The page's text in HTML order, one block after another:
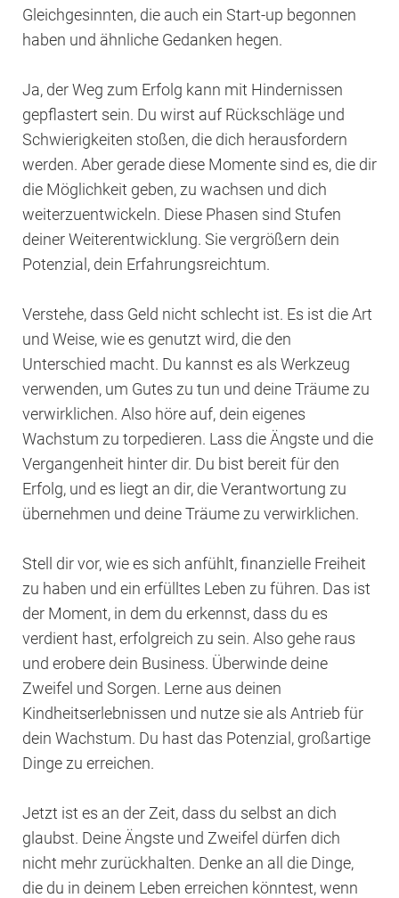
Gleichgesinnten, die auch ein Start-up begonnen
haben und ähnliche Gedanken hegen.
Ja, der Weg zum Erfolg kann mit Hindernissen
gepflastert sein. Du wirst auf Rückschläge und
Schwierigkeiten stoßen, die dich herausfordern
werden. Aber gerade diese Momente sind es, die dir
die Möglichkeit geben, zu wachsen und dich
weiterzuentwickeln. Diese Phasen sind Stufen
deiner Weiterentwicklung. Sie vergrößern dein
Potenzial, dein Erfahrungsreichtum.
Verstehe, dass Geld nicht schlecht ist. Es ist die Art
und Weise, wie es genutzt wird, die den
Unterschied macht. Du kannst es als Werkzeug
verwenden, um Gutes zu tun und deine Träume zu
verwirklichen. Also höre auf, dein eigenes
Wachstum zu torpedieren. Lass die Ängste und die
Vergangenheit hinter dir. Du bist bereit für den
Erfolg, und es liegt an dir, die Verantwortung zu
übernehmen und deine Träume zu verwirklichen.
Stell dir vor, wie es sich anfühlt, finanzielle Freiheit
zu haben und ein erfülltes Leben zu führen. Das ist
der Moment, in dem du erkennst, dass du es
verdient hast, erfolgreich zu sein. Also gehe raus
und erobere dein Business. Überwinde deine
Zweifel und Sorgen. Lerne aus deinen
Kindheitserlebnissen und nutze sie als Antrieb für
dein Wachstum. Du hast das Potenzial, großartige
Dinge zu erreichen.
Jetzt ist es an der Zeit, dass du selbst an dich
glaubst. Deine Ängste und Zweifel dürfen dich
nicht mehr zurückhalten. Denke an all die Dinge,
die du in deinem Leben erreichen könntest, wenn